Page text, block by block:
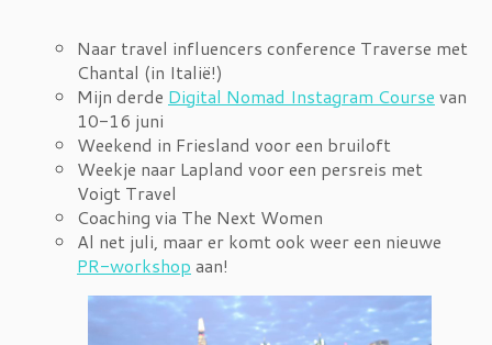
Naar travel influencers conference Traverse met
Chantal (in Italië!)
Mijn derde Digital Nomad Instagram Course van
10-16 juni
Weekend in Friesland voor een bruiloft
Weekje naar Lapland voor een persreis met
Voigt Travel
Coaching via The Next Women
Al net juli, maar er komt ook weer een nieuwe
PR-workshop aan!